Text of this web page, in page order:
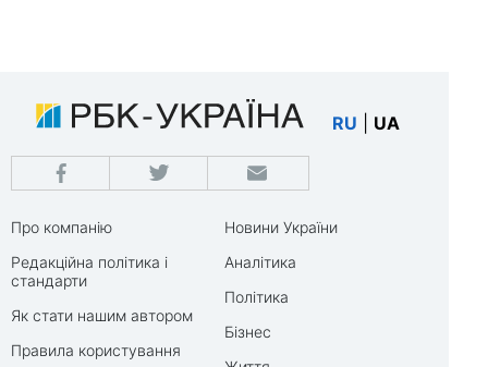
RU UA
Про компанію
Редакційна політика і
стандарти
Як стати нашим автором
Правила користування
Новини України
Аналітика
Політика
Бізнес